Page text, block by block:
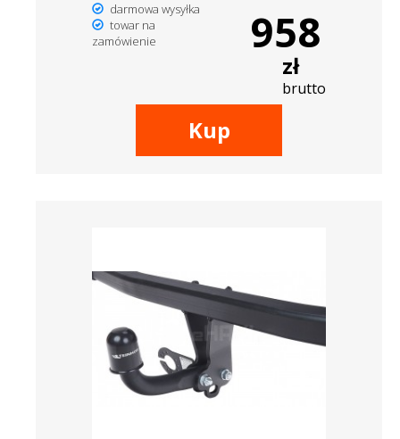
darmowa wysyłka
towar na
zamówienie
958
zł
brutto
Kup